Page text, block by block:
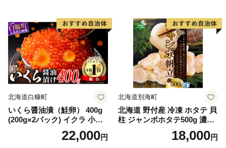
満足 美味しい 贈答 生食用 刺
身 お刺身 刺し身 魚介類 海鮮
冷凍 厚切り 薄切り ふるさと
納税 ふるさとチョイス チョ
イス 北海道 白糠町
北海道白糠町
いくら醤油漬（鮭卵） 400g
(200g×2パック) イクラ 小分
け いくら醤油漬 鮭いくら い
くら醤油漬け 鮭 鮭卵 ikura
22,000円
北海道別海町
北海道 野付産 冷凍 ホタテ 貝
柱 ジャンボホタテ500g 濃厚
な旨味と甘み （ほたて ホタ
テ 帆立 貝柱 ホタテ貝柱 大玉
18,000円